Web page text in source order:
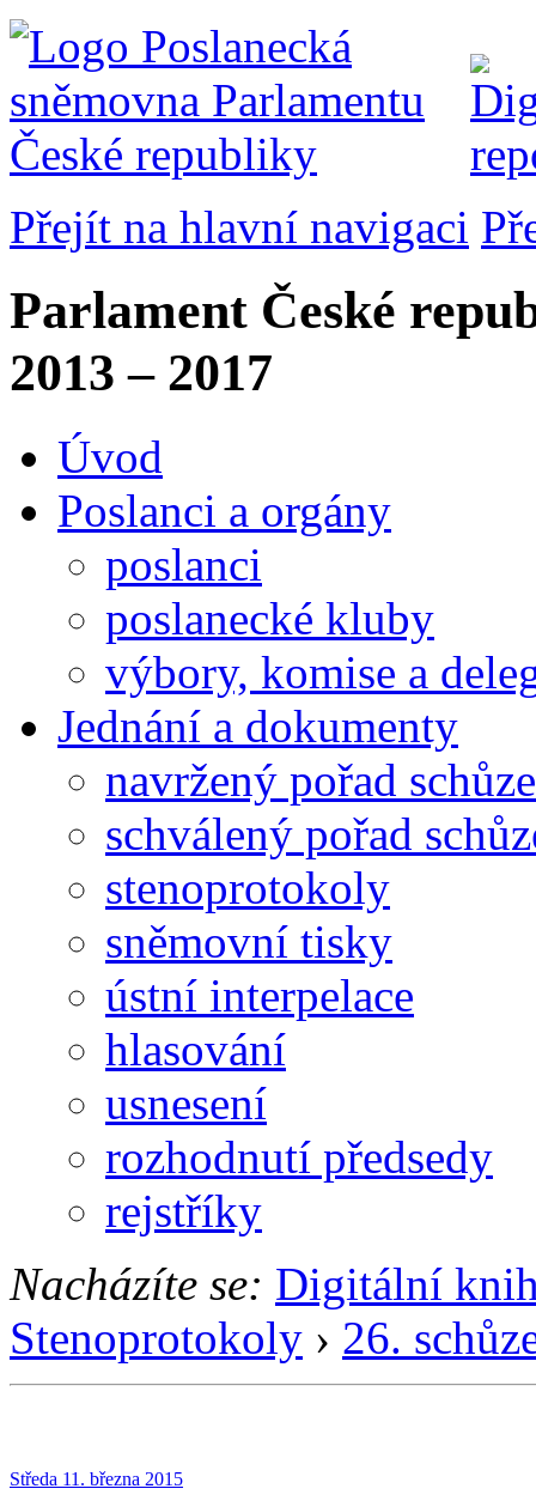
Přejít na hlavní navigaci
Parlament České
2013 – 2017
Úvod
Poslanci a orgány
poslanci
poslanecké kluby
výbory, komise a
Jednání a dokumenty
navržený pořad schůze
schválený pořad
stenoprotokoly
sněmovní tisky
ústní interpelace
hlasování
usnesení
rozhodnutí předsedy
rejstříky
Nacházíte se: Digitální
Stenoprotokoly › 26.
Středa 11. března 2015